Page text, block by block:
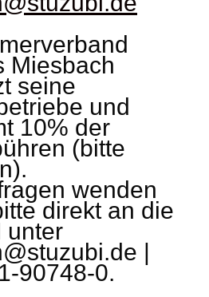
Miesbach
seine
und
10% der
(bitte
wenden
direkt an die
unter
|
90748-0.